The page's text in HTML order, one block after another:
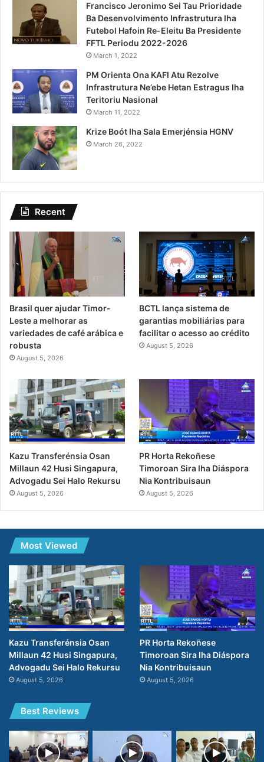
Francisco Jeronimo Sei Tau Prioridade
Ba Desenvolvimento Infrastrutura Iha
Futebol Hafoin Re-Eleitu Ba Presidente
FFTL Periodu 2022-2026
March 1, 2022
PM Orienta Ona KAFI Atu Rezolve
Infrastrutura Ne’ebe Hetan Estragus Iha
Teritoriu Nasional
March 11, 2022
Krize Boót Iha Sala Emerjénsia HGNV
March 26, 2022
Recent
Brasil quer ajudar Timor-
Leste a melhorar as
variedades de café arábica e
robusta
August 5, 2026
BCTL lança sistema de
garantias mobiliárias para
facilitar o acesso ao crédito
August 5, 2026
Kazu Transferénsia Osan
Millaun 42 Husi Singapura,
Advogadu Sei Halo Rekursu
August 5, 2026
PR Horta Rekoñese
Timoroan Sira Iha Diáspora
Nia Kontribuisaun
August 5, 2026
Most Viewed
Kazu Transferénsia Osan
Millaun 42 Husi Singapura,
Advogadu Sei Halo Rekursu
August 5, 2026
PR Horta Rekoñese
Timoroan Sira Iha Diáspora
Nia Kontribuisaun
August 5, 2026
Best Reviews